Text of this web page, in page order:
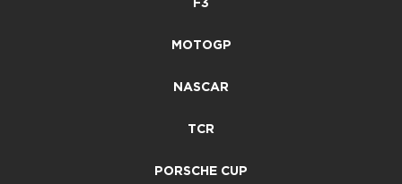
F3
MOTOGP
NASCAR
TCR
PORSCHE CUP